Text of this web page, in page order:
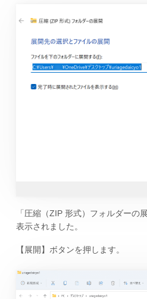
「圧縮（ZIP 形式）フォルダーの
表示されました。
【展開】ボタンを押します。